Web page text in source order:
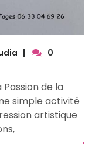
|
0
Passion de la
simple activité
artistique